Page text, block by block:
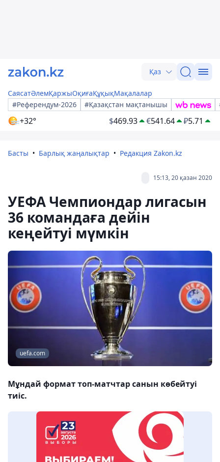
Қаз
СаясатӘлемҚаржыОқиғаҚұқықМақалалар
#Референдум-2026
#Қазақстан мақтанышы
+32° $469.93 €541.64 ₽5.71
Басты Барлық жаңалықтар Редакция Zakon.kz
15:13, 20 қазан 2020
УЕФА Чемпиондар лигасын
36 командаға дейін
кеңейтуі мүмкін
uefa.com
Мұндай формат топ-матчтар санын көбейтуі
тиіс.